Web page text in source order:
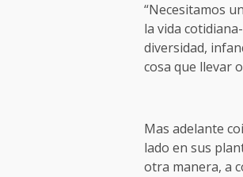
“Necesitamos
la vida
diversidad,
cosa que llevar
Mas adelante
lado en sus
otra manera, a